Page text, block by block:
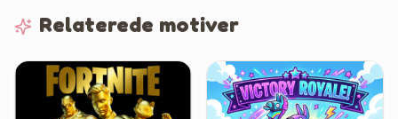
Relaterede motiver